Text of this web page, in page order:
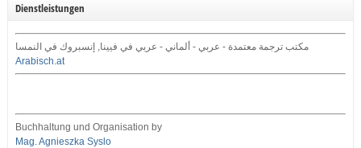
Dienstleistungen
مكتب ترجمة معتمدة - عربي - ألماني - عربي في فيينا, إنسبروك في النمسا
Arabisch.at
Buchhaltung und Organisation by
Mag. Agnieszka Syslo